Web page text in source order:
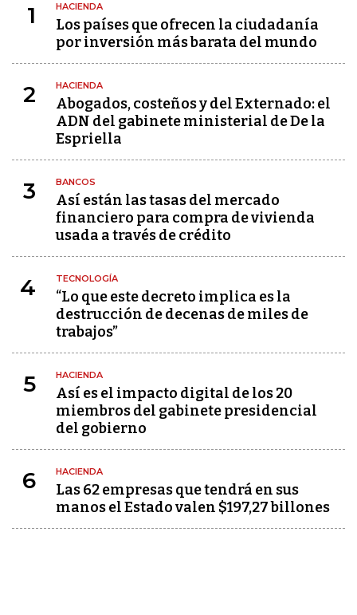
1 HACIENDA
Los países que ofrecen la ciudadanía
por inversión más barata del mundo
2 HACIENDA
Abogados, costeños y del Externado: el
ADN del gabinete ministerial de De la
Espriella
3 BANCOS
Así están las tasas del mercado
financiero para compra de vivienda
usada a través de crédito
4 TECNOLOGÍA
“Lo que este decreto implica es la
destrucción de decenas de miles de
trabajos”
5 HACIENDA
Así es el impacto digital de los 20
miembros del gabinete presidencial
del gobierno
6 HACIENDA
Las 62 empresas que tendrá en sus
manos el Estado valen $197,27 billones